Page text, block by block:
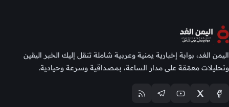
اليمن الغد، بوابة إخبارية يمنية وعربية شاملة تنقل إليك الخبر اليقين
وتحليلات معمّقة على مدار الساعة، بمصداقية وسرعة وحيادية.